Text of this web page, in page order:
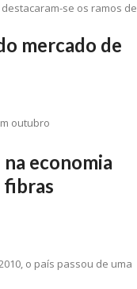
se os ramos de
mercado de
outubro
economia
fibras
o país passou de uma